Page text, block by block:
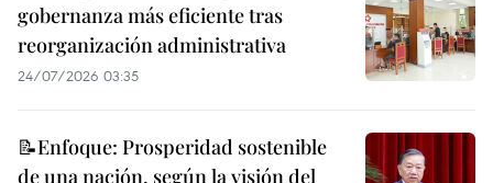
gobernanza más eficiente tras
reorganización administrativa
24/07/2026 03:35
📝Enfoque: Prosperidad sostenible
de una nación, según la visión del